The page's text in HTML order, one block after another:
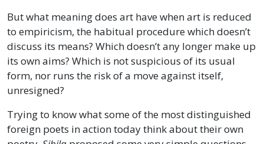
But what meaning does art have when art is reduced
to empiricism, the habitual procedure which doesn’t
discuss its means? Which doesn’t any longer make up
its own aims? Which is not suspicious of its usual
form, nor runs the risk of a move against itself,
unresigned?
Trying to know what some of the most distinguished
foreign poets in action today think about their own